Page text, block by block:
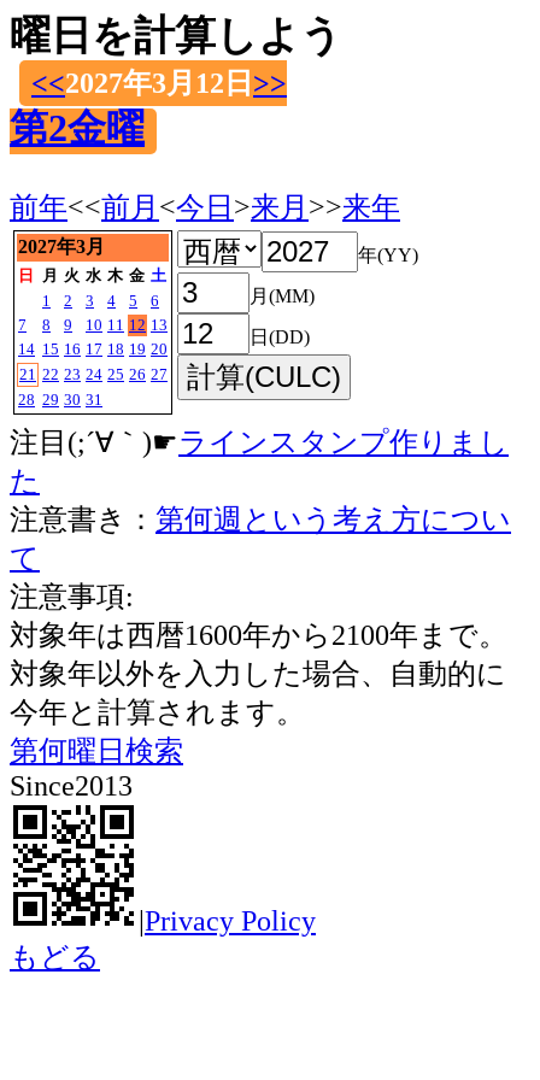
曜日を計算しよう
<<2027年3月12日 >>
第2金曜
前年<<前月 <今日 >来月 >>来年
2027年3月
日 月 火 水 木 金 土
1
2 3 4 5
6
7
8 9 10 11 12 13
14 15 16 17 18 19 20
21 22 23 24 25 26 27
28 29 30 31
年(YY)
月(MM)
日(DD)
注目(;´∀｀)☛ラインスタンプ作りまし
た
注意書き： 第何週という考え方につい
て
注意事項:
対象年は西暦1600年から2100年まで。
対象年以外を入力した場合、自動的に
今年と計算されます。
第何曜日検索
Since2013
|Privacy Policy
もどる